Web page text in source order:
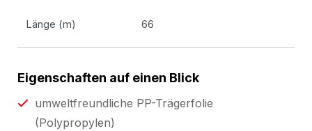
Länge (m) 66
Eigenschaften auf einen Blick
umweltfreundliche PP-Trägerfolie
(Polypropylen)